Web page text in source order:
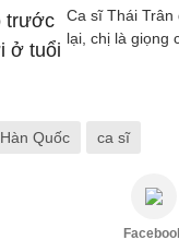
Ca sĩ Thái
lại, chị là giọng
Hàn Quốc ca sĩ